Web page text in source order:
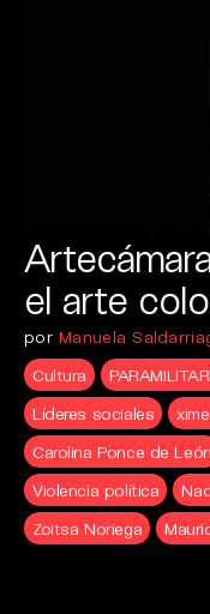
el arte
porManuela
Cultura
Líderes sociales
Carolina Ponce de León
Violencia política
Zoitsa Noriega